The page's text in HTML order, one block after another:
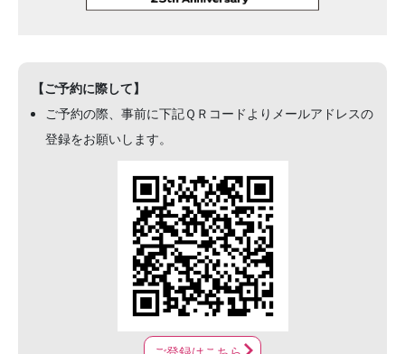
【ご予約に際して】
ご予約の際、事前に下記ＱＲコードよりメールアドレスの
登録をお願いします。